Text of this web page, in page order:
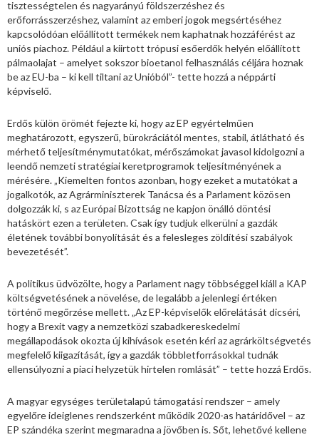
tisztességtelen és nagyarányú földszerzéshez és
erőforrásszerzéshez, valamint az emberi jogok megsértéséhez
kapcsolódóan előállított termékek nem kaphatnak hozzáférést az
uniós piachoz. Például a kiirtott trópusi esőerdők helyén előállított
pálmaolajat – amelyet sokszor bioetanol felhasználás céljára hoznak
be az EU-ba – ki kell tiltani az Unióból”- tette hozzá a néppárti
képviselő.
Erdős külön örömét fejezte ki, hogy az EP egyértelműen
meghatározott, egyszerű, bürokráciától mentes, stabil, átlátható és
mérhető teljesítménymutatókat, mérőszámokat javasol kidolgozni a
leendő nemzeti stratégiai keretprogramok teljesítményének a
mérésére. „Kiemelten fontos azonban, hogy ezeket a mutatókat a
jogalkotók, az Agrárminiszterek Tanácsa és a Parlament közösen
dolgozzák ki, s az Európai Bizottság ne kapjon önálló döntési
hatáskört ezen a területen. Csak így tudjuk elkerülni a gazdák
életének további bonyolítását és a felesleges zöldítési szabályok
bevezetését”.
A politikus üdvözölte, hogy a Parlament nagy többséggel kiáll a KAP
költségvetésének a növelése, de legalább a jelenlegi értéken
történő megőrzése mellett. „Az EP-képviselők előrelátását dicséri,
hogy a Brexit vagy a nemzetközi szabadkereskedelmi
megállapodások okozta új kihívások esetén kéri az agrárköltségvetés
megfelelő kiigazítását, így a gazdák többletforrásokkal tudnák
ellensúlyozni a piaci helyzetük hirtelen romlását” – tette hozzá Erdős.
A magyar egységes területalapú támogatási rendszer – amely
egyelőre ideiglenes rendszerként működik 2020-as határidővel – az
EP szándéka szerint megmaradna a jövőben is. Sőt, lehetővé kellene